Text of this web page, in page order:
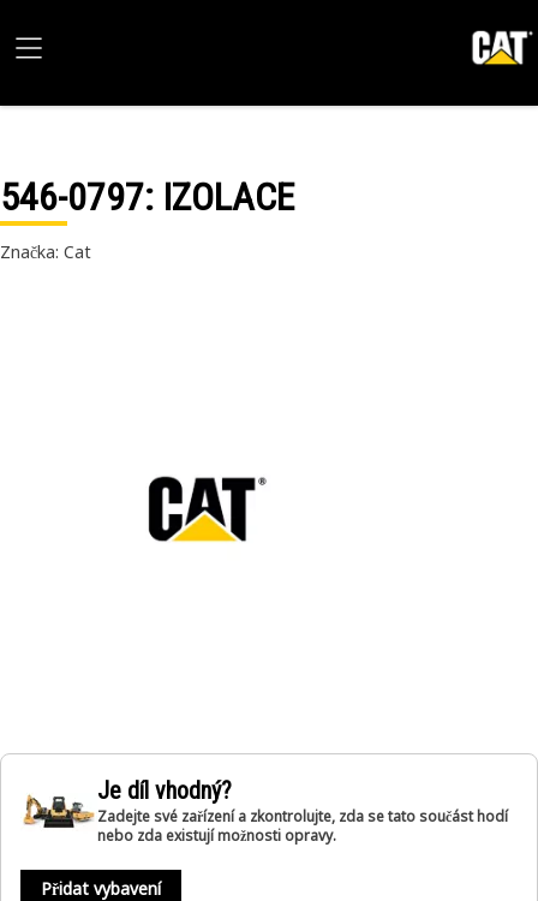
546-0797: IZOLACE
Značka: Cat
Je díl vhodný?
Zadejte své zařízení a zkontrolujte, zda se tato součást hodí
nebo zda existují možnosti opravy.
Přidat vybavení